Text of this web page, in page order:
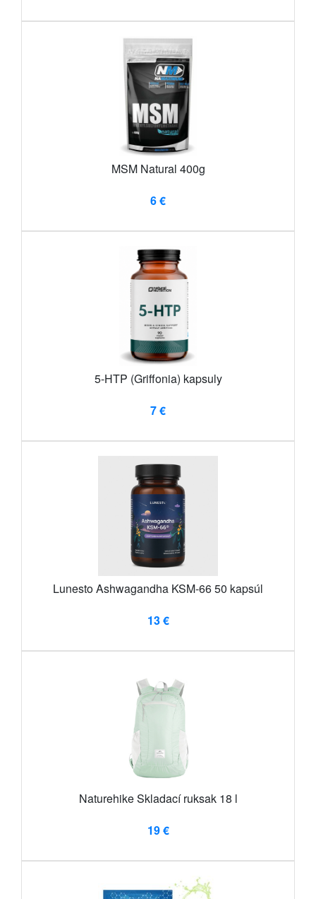
MSM Natural 400g
6 €
5-HTP (Griffonia) kapsuly
7 €
Lunesto Ashwagandha KSM-66 50 kapsúl
13 €
Naturehike Skladací ruksak 18 l
19 €